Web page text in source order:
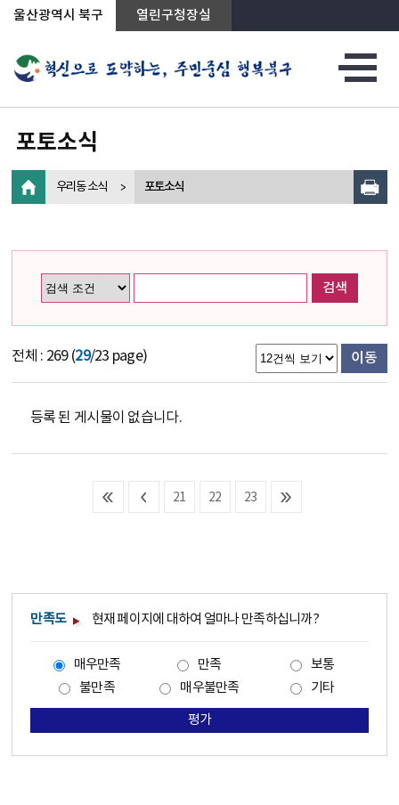
상단메뉴로 바로가기
전체메뉴로 바로가기
왼쪽메뉴로 바로가기
본문으로 바로가기
울산광역시 북구 열린구청장실
포토소식
우리동 소식 포토소식
검색
전체 : 269 (29/23 page) 이동
등록 된 게시물이 없습니다.
21 22 23
만족도 현재 페이지에 대하여 얼마나 만족하십니까?
매우만족 만족
보통
불만족
매우불만족 기타
평가